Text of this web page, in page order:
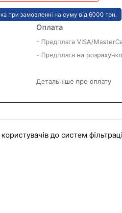
при замовленні на суму від 6000 грн.
Оплата
- Предплата VISA/
- Предплата на
Детальніше про оплату
до систем